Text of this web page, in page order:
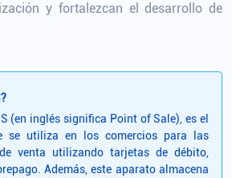
y fortalezcan el desarrollo de
(en inglés significa Point of Sale), es el
se utiliza en los comercios para las
venta utilizando tarjetas de débito,
Además, este aparato almacena